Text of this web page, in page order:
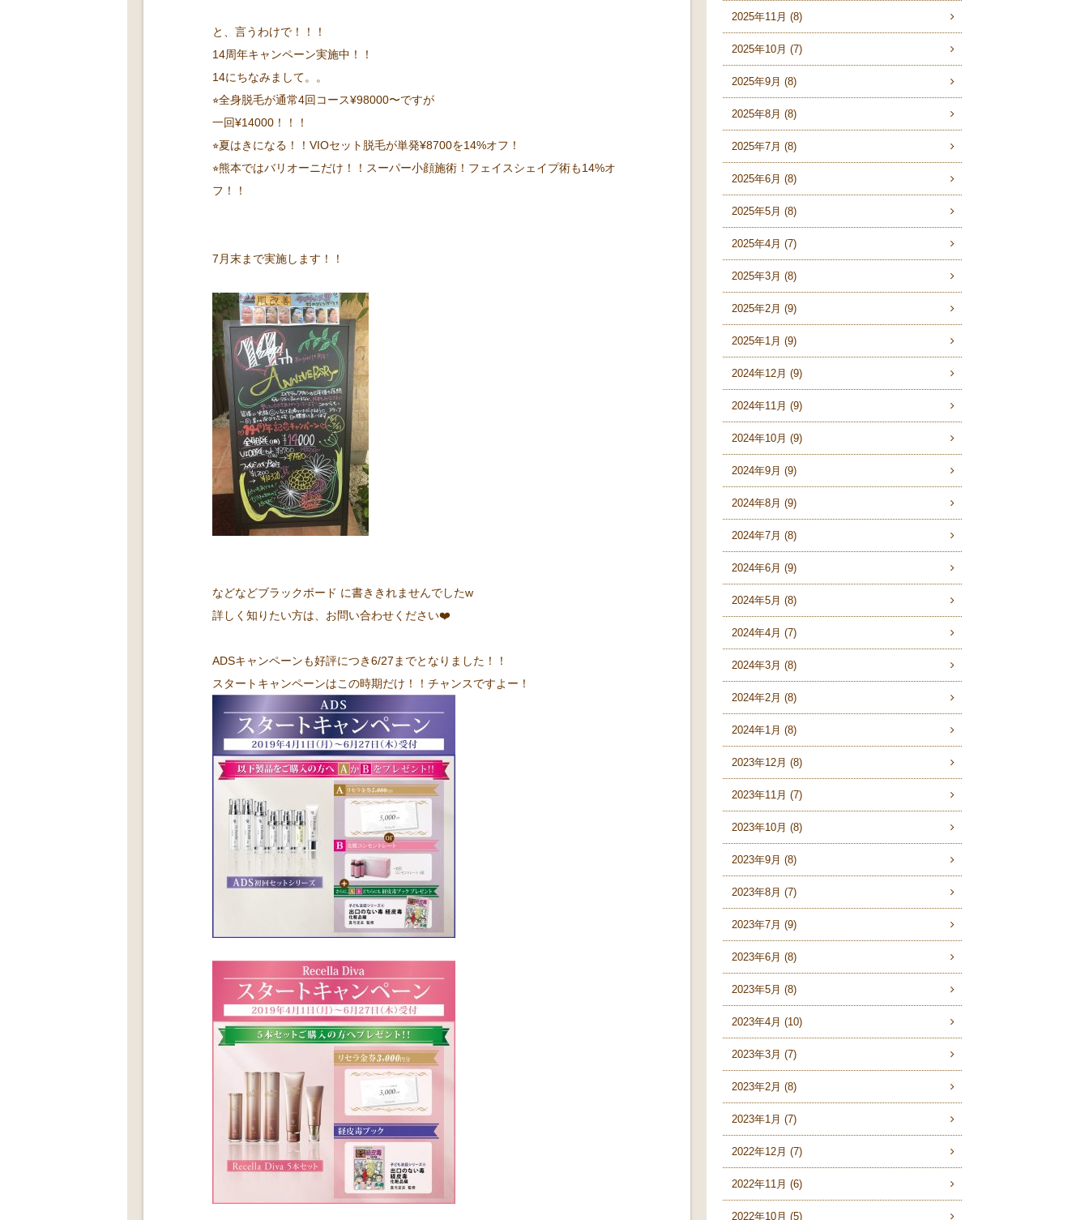
と、言うわけで！！！
14周年キャンペーン実施中！！
14にちなみまして。。
⭐︎全身脱毛が通常4回コース¥98000〜ですが
一回¥14000！！！
⭐︎夏はきになる！！VIOセット脱毛が単発¥8700を14%オフ！
⭐︎熊本ではバリオーニだけ！！スーパー小顔施術！フェイスシェイプ術も14%オ
フ！！
7月末まで実施します！！
などなどブラックボード に書ききれませんでしたw
詳しく知りたい方は、お問い合わせください❤️
ADSキャンペーンも好評につき6/27までとなりました！！
スタートキャンペーンはこの時期だけ！！チャンスですよー！
2025年11月 (8)
2025年10月 (7)
2025年9月 (8)
2025年8月 (8)
2025年7月 (8)
2025年6月 (8)
2025年5月 (8)
2025年4月 (7)
2025年3月 (8)
2025年2月 (9)
2025年1月 (9)
2024年12月 (9)
2024年11月 (9)
2024年10月 (9)
2024年9月 (9)
2024年8月 (9)
2024年7月 (8)
2024年6月 (9)
2024年5月 (8)
2024年4月 (7)
2024年3月 (8)
2024年2月 (8)
2024年1月 (8)
2023年12月 (8)
2023年11月 (7)
2023年10月 (8)
2023年9月 (8)
2023年8月 (7)
2023年7月 (9)
2023年6月 (8)
2023年5月 (8)
2023年4月 (10)
2023年3月 (7)
2023年2月 (8)
2023年1月 (7)
2022年12月 (7)
2022年11月 (6)
2022年10月 (5)